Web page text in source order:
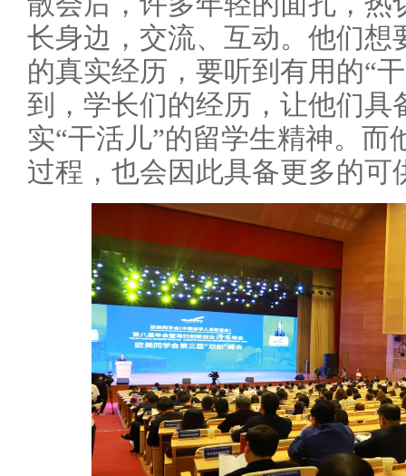
长身边，交流、互动。他们想
的真实经历，要听到有用的“
到，学长们的经历，让他们具
实“干活儿”的留学生精神。而
过程，也会因此具备更多的可